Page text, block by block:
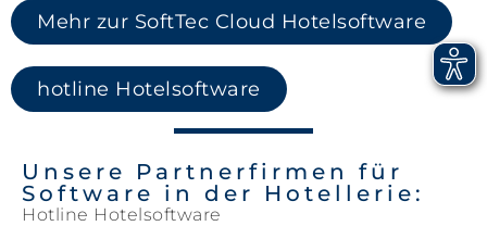
Mehr zur SoftTec Cloud Hotelsoftware
hotline Hotelsoftware
Unsere Partnerfirmen für
Software in der Hotellerie:
Hotline Hotelsoftware